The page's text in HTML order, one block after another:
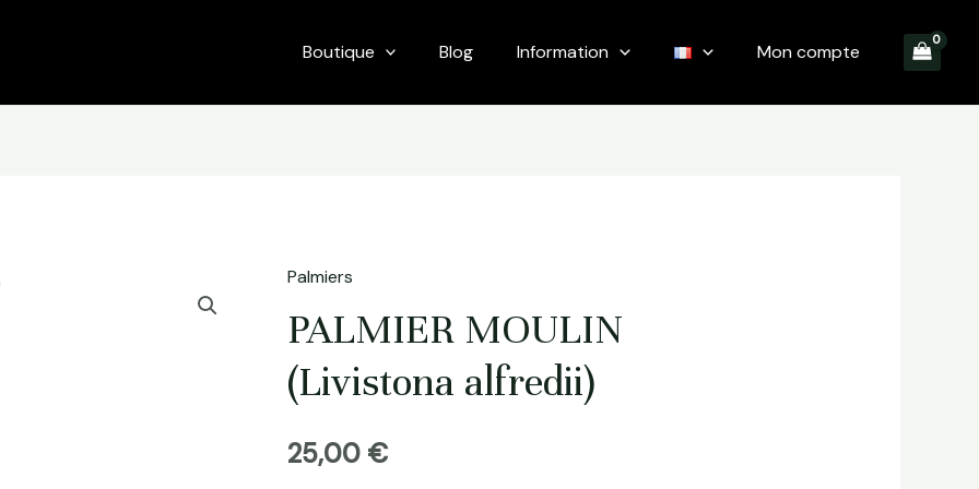
Boutique Blog Information Mon compte
Palmiers
PALMIER MOULIN
(Livistona alfredii)
25,00 €